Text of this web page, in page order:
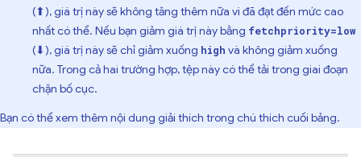
(⬆), giá trị này sẽ không tăng thêm nữa vì đã đạt đến mức cao
nhất có thể. Nếu bạn giảm giá trị này bằng fetchpriority=low
(⬇), giá trị này sẽ chỉ giảm xuống high và không giảm xuống
nữa. Trong cả hai trường hợp, tệp này có thể tải trong giai đoạn
chặn bố cục.
Bạn có thể xem thêm nội dung giải thích trong chú thích cuối bảng.